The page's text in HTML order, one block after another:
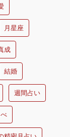
月星座
成
結婚
週間占い